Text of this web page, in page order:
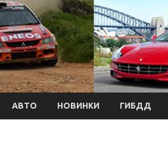
АВТО НОВИНКИ ГИБДД